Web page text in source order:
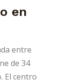
en
entre
de 34
El centro